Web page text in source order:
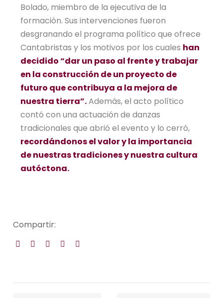
Bolado, miembro de la ejecutiva de la
formación. Sus intervenciones fueron
desgranando el programa político que ofrece
Cantabristas y los motivos por los cuales han
decidido “dar un paso al frente y trabajar
en la construcción de un proyecto de
futuro que contribuya a la mejora de
nuestra tierra”.Además, el acto político
contó con una actuación de danzas
tradicionales que abrió el evento y lo cerró,
recordándonos el valor y la importancia
de nuestras tradiciones y nuestra cultura
autóctona.
Compartir: